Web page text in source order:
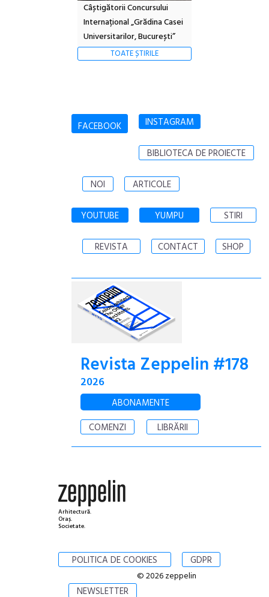
Câștigătorii Concursului
Internațional „Grădina Casei
Universitarilor, București”
TOATE ȘTIRILE
FACEBOOK INSTAGRAM
BIBLIOTECA DE PROIECTE
NOI ARTICOLE
YOUTUBE YUMPU STIRI
REVISTA CONTACT SHOP
Revista Zeppelin #178
2026
ABONAMENTE
COMENZI
LIBRĂRII
Arhitectură.
Oraș.
Societate.
POLITICA DE COOKIES GDPR
NEWSLETTER
© 2026 zeppelin